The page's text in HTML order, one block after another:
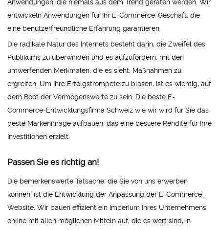
Anwendungen, die niemals aus dem Trend geraten werden. Wir
entwickeln Anwendungen für Ihr E-Commerce-Geschäft, die
eine benutzerfreundliche Erfahrung garantieren.
Die radikale Natur des Internets besteht darin, die Zweifel des
Publikums zu überwinden und es aufzufordern, mit den
umwerfenden Merkmalen, die es sieht, Maßnahmen zu
ergreifen. Um Ihre Erfolgstrompete zu blasen, ist es wichtig, auf
dem Boot der Vermögenswerte zu sein. Die beste E-
Commerce-Entwicklungsfirma Schweiz wie wir wird für Sie das
beste Markenimage aufbauen, das eine bessere Rendite für Ihre
Investitionen erzielt.
Passen Sie es richtig an!
Die bemerkenswerte Tatsache, die Sie von uns erwerben
können, ist die Entwicklung der Anpassung der E-Commerce-
Website. Wir bauen effizient ein Imperium Ihres Unternehmens
online mit allen möglichen Mitteln auf, die es wert sind, in